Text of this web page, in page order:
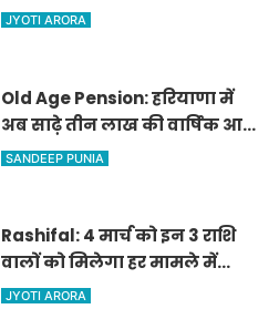
जडेजा, ऐसा करने वाले बने मात्र
JYOTI ARORA
Old Age Pension: हरियाणा में
अब साढ़े तीन लाख की वार्षिक आय
वाले बुजुर्गों को भी मिलेगी बुढ़ापा
SANDEEP PUNIA
Rashifal: 4 मार्च को इन 3 राशि
वालों को मिलेगा हर मामले में
किस्मत का साथ, पढ़ें 12 राशियों का
JYOTI ARORA